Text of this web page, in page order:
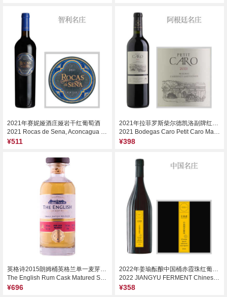
2021年赛妮娅酒庄娅岩干红葡萄酒
2021 Rocas de Sena, Aconcagua Valley, Chile
¥511
2021 Bodegas Caro Petit Caro Malbec Cabernet Sauvignon, Mendoza, Argentina
¥398
英格诗2015朗姆桶英格兰单一麦芽威士忌
The English Rum Cask Matured Small Batch Release Single Malt Whisky, Norfolk, UK
¥696
2022年姜瑜酝酿中国桶赤霞珠红葡萄酒
2022 JIANGYU FERMENT Chinese Barrel Cabernet Sauvignon, Yunnan, China
¥358